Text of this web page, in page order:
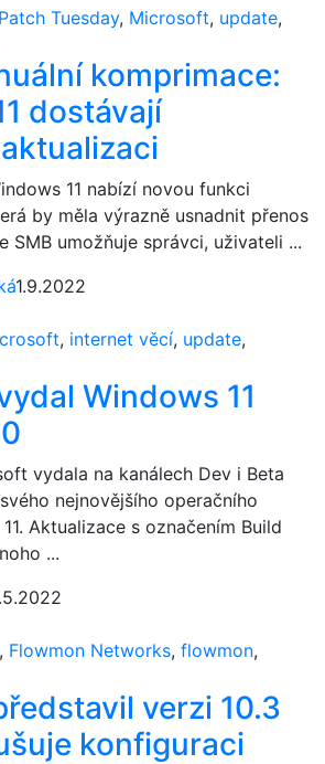
Patch Tuesday, Microsoft, update,
komprimace:
dostávají
11 nabízí novou funkci
by měla výrazně usnadnit přenos
SMB umožňuje správci, uživateli ...
1.9.2022
, internet věcí, update,
Windows 11
vydala na kanálech Dev i Beta
nejnovějšího operačního
Aktualizace s označením Build
...
, Flowmon Networks, flowmon,
verzi 10.3
konfiguraci